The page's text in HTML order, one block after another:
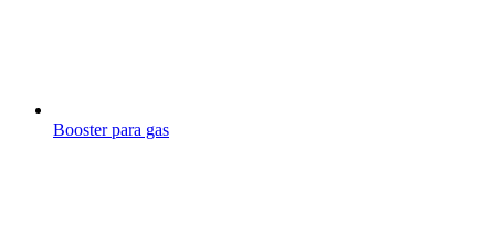
Booster para gas